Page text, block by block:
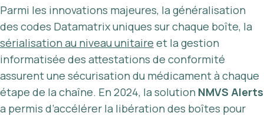
Parmi les innovations majeures, la généralisation
des codes Datamatrix uniques sur chaque boîte, la
sérialisation au niveau unitaire et la gestion
informatisée des attestations de conformité
assurent une sécurisation du médicament à chaque
étape de la chaîne. En 2024, la solution NMVS Alerts
a permis d’accélérer la libération des boîtes pour